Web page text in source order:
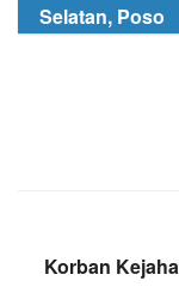
Selatan, Poso
Korban